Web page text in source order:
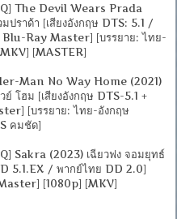
The Devil Wears Prada
ปราด้า [เสียงอังกฤษ DTS: 5.1 /
Blu-Ray Master] [บรรยาย: ไทย-
[MASTER]
Man No Way Home (2021)
ย์ โฮม [เสียงอังกฤษ DTS-5.1 +
[บรรยาย: ไทย-อังกฤษ
คมชัด]
Sakra (2023) เฉียวฟง จอมยุทธ์
5.1.EX / พากย์ไทย DD 2.0]
[1080p] [MKV]